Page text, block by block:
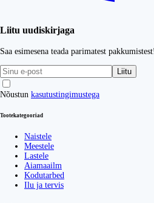
Liitu uudiskirjaga
Saa esimesena teada parimatest pakkumistest!
Liitu
Nõustun kasutustingimustega
Tootekategooriad
Naistele
Meestele
Lastele
Aiamaailm
Kodutarbed
Ilu ja tervis